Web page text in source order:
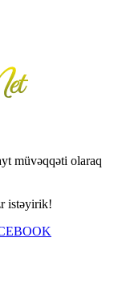
müvəqqəti olaraq
istəyirik!